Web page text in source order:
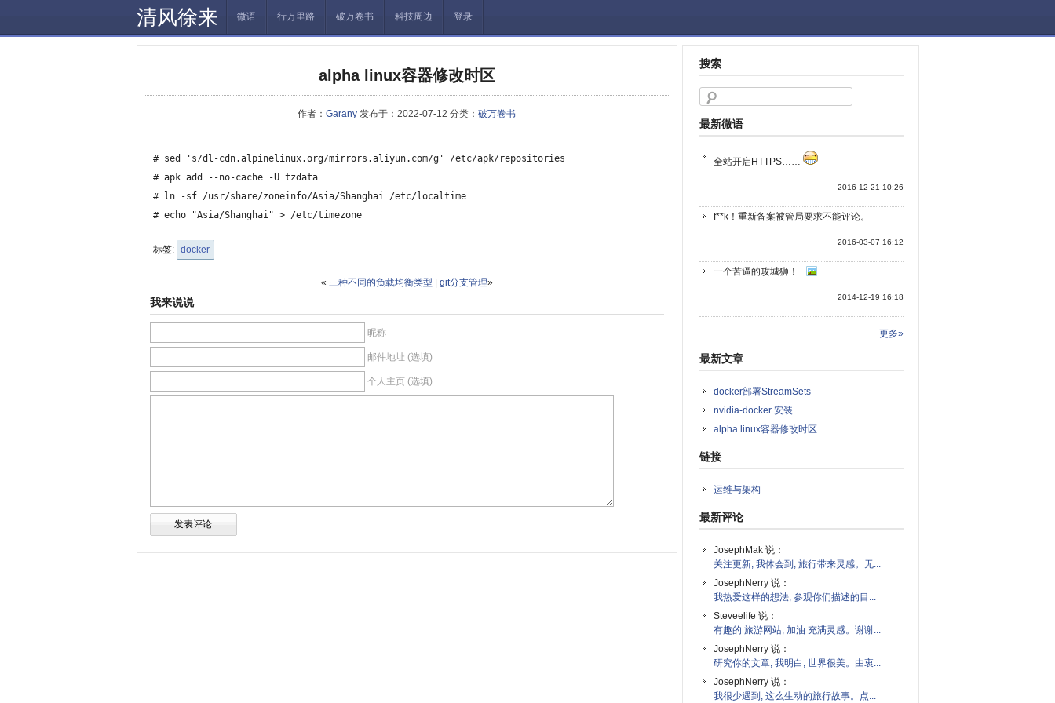
清风徐来 微语 行万里路 破万卷书 科技周边 登录
alpha linux容器修改时区
作者： Garany 发布于：2022-07-12 分类： 破万卷书
# sed 's/dl-cdn.alpinelinux.org/mirrors.aliyun.com/g' /etc/apk/repositories
# apk add --no-cache -U tzdata
# ln -sf /usr/share/zoneinfo/Asia/Shanghai /etc/localtime
# echo "Asia/Shanghai" > /etc/timezone
标签: docker
« 三种不同的负载均衡类型 | git分支管理»
我来说说
昵称
邮件地址 (选填)
个人主页 (选填)
搜索
最新微语
全站开启HTTPS……
2016-12-21 10:26
f**k！重新备案被管局要求不能评论。
2016-03-07 16:12
一个苦逼的攻城狮！
2014-12-19 16:18
更多»
最新文章
docker部署StreamSets
nvidia-docker 安装
alpha linux容器修改时区
链接
运维与架构
最新评论
JosephMak 说：
关注更新, 我体会到, 旅行带来灵感。无...
JosephNerry 说：
我热爱这样的想法, 参观你们描述的目...
Steveelife 说：
有趣的 旅游网站, 加油 充满灵感。谢谢...
JosephNerry 说：
研究你的文章, 我明白, 世界很美。由衷...
JosephNerry 说：
我很少遇到, 这么生动的旅行故事。点...